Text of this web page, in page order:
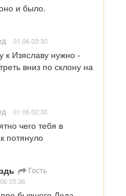
и было.
01.06 03:30
к Изяславу нужно -
вниз по склону на
01.06 02:30
чего тебя в
потянуло
Гость
05:36